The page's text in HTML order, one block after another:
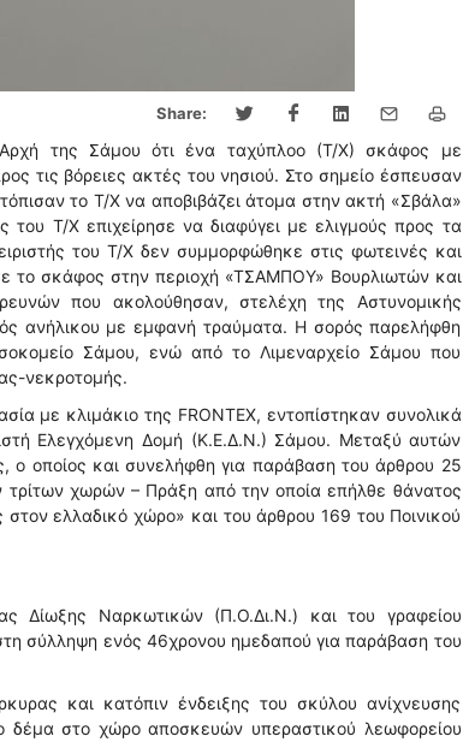
Share:
της Σάμου ότι ένα ταχύπλοο (Τ/Χ) σκάφος με
τις βόρειες ακτές του νησιού. Στο σημείο έσπευσαν
το Τ/Χ να αποβιβάζει άτομα στην ακτή «Σβάλα»
Τ/Χ επιχείρησε να διαφύγει με ελιγμούς προς τα
του Τ/Χ δεν συμμορφώθηκε στις φωτεινές και
το σκάφος στην περιοχή «ΤΣΑΜΠΟΥ» Βουρλιωτών και
που ακολούθησαν, στελέχη της Αστυνομικής
ανήλικου με εμφανή τραύματα. Η σορός παρελήφθη
Σάμου, ενώ από το Λιμεναρχείο Σάμου που
νεκροτομής.
με κλιμάκιο της FRONTEX, εντοπίστηκαν συνολικά
Ελεγχόμενη Δομή (Κ.Ε.Δ.Ν.) Σάμου. Μεταξύ αυτών
ο οποίος και συνελήφθη για παράβαση του άρθρου 25
χωρών – Πράξη από την οποία επήλθε θάνατος
ελλαδικό χώρο» και του άρθρου 169 του Ποινικού
Δίωξης Ναρκωτικών (Π.Ο.Δι.Ν.) και του γραφείου
σύλληψη ενός 46χρονου ημεδαπού για παράβαση του
και κατόπιν ένδειξης του σκύλου ανίχνευσης
δέμα στο χώρο αποσκευών υπεραστικού λεωφορείου